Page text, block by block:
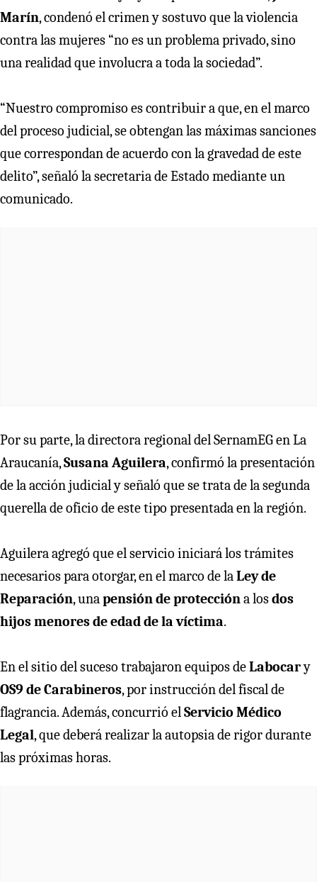
Marín, condenó el crimen y sostuvo que la violencia
contra las mujeres “no es un problema privado, sino
una realidad que involucra a toda la sociedad”.
“Nuestro compromiso es contribuir a que, en el marco
del proceso judicial, se obtengan las máximas sanciones
que correspondan de acuerdo con la gravedad de este
delito”, señaló la secretaria de Estado mediante un
comunicado.
Por su parte, la directora regional del SernamEG en La
Araucanía,Susana Aguilera, confirmó la presentación
de la acción judicial y señaló que se trata de la segunda
querella de oficio de este tipo presentada en la región.
Aguilera agregó que el servicio iniciará los trámites
necesarios para otorgar, en el marco de laLey de
Reparación, unapensión de proteccióna losdos
hijos menores de edad de la víctima.
En el sitio del suceso trabajaron equipos deLabocary
OS9 de Carabineros, por instrucción del fiscal de
flagrancia. Además, concurrió elServicio Médico
Legal, que deberá realizar la autopsia de rigor durante
las próximas horas.